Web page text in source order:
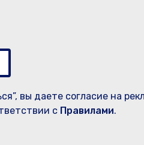
вы даете согласие на
с Правилами.